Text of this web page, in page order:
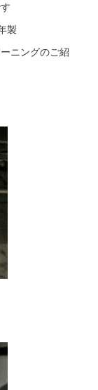
製
ニングのご紹